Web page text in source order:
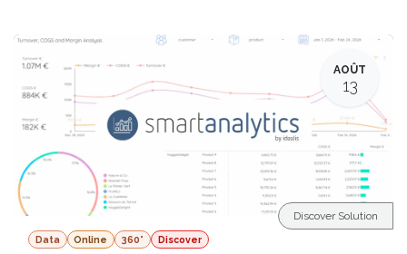
AOÛT
13
Data Online 360° Discover
Discover Solution